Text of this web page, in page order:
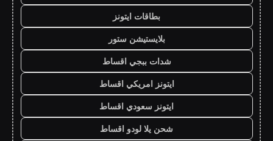
بطاقات ايتونز
بلايستيشن ستور
شدات ببجي اقساط
ايتونز امريكي اقساط
ايتونز سعودي اقساط
شحن يلا لودو اقساط